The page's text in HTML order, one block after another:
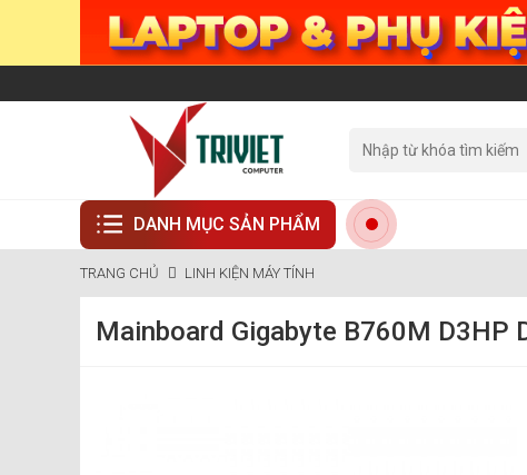
DANH MỤC SẢN PHẨM
TRANG CHỦ LINH KIỆN MÁY TÍNH
Mainboard Gigabyte B760M D3HP